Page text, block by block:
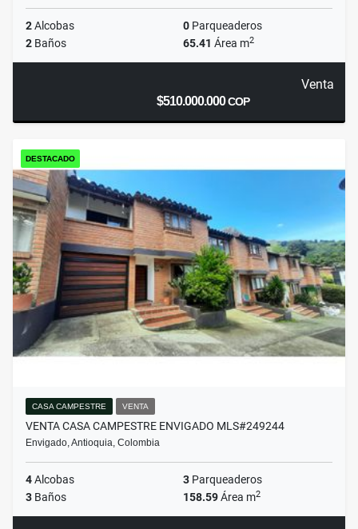
2Alcobas 0 Parqueaderos
2 Baños 65.41 Área m2
Venta
$510.000.000COP
DESTACADO
CASA CAMPESTRE VENTA
VENTA CASA CAMPESTRE ENVIGADO MLS#249244
Envigado, Antioquia, Colombia
4Alcobas 3 Parqueaderos
3 Baños 158.59Área m2